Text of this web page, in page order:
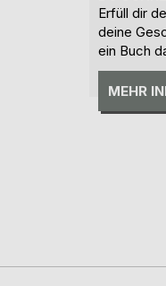
Erfüll dir
deine
ein Buch
MEHR